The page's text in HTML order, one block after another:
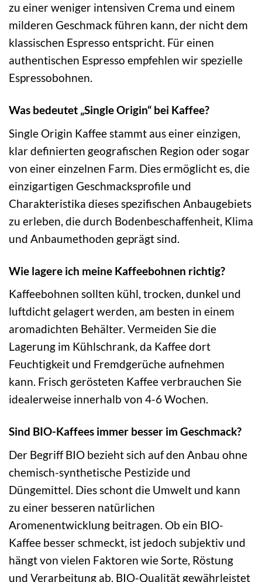
zu einer weniger intensiven Crema und einem
milderen Geschmack führen kann, der nicht dem
klassischen Espresso entspricht. Für einen
authentischen Espresso empfehlen wir spezielle
Espressobohnen.
Was bedeutet „Single Origin“ bei Kaffee?
Single Origin Kaffee stammt aus einer einzigen,
klar definierten geografischen Region oder sogar
von einer einzelnen Farm. Dies ermöglicht es, die
einzigartigen Geschmacksprofile und
Charakteristika dieses spezifischen Anbaugebiets
zu erleben, die durch Bodenbeschaffenheit, Klima
und Anbaumethoden geprägt sind.
Wie lagere ich meine Kaffeebohnen richtig?
Kaffeebohnen sollten kühl, trocken, dunkel und
luftdicht gelagert werden, am besten in einem
aromadichten Behälter. Vermeiden Sie die
Lagerung im Kühlschrank, da Kaffee dort
Feuchtigkeit und Fremdgerüche aufnehmen
kann. Frisch gerösteten Kaffee verbrauchen Sie
idealerweise innerhalb von 4-6 Wochen.
Sind BIO-Kaffees immer besser im Geschmack?
Der Begriff BIO bezieht sich auf den Anbau ohne
chemisch-synthetische Pestizide und
Düngemittel. Dies schont die Umwelt und kann
zu einer besseren natürlichen
Aromenentwicklung beitragen. Ob ein BIO-
Kaffee besser schmeckt, ist jedoch subjektiv und
hängt von vielen Faktoren wie Sorte, Röstung
und Verarbeitung ab. BIO-Qualität gewährleistet